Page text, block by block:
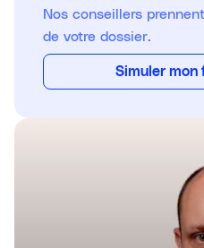
Nos conseillers
de votre dossier.
Simuler mon